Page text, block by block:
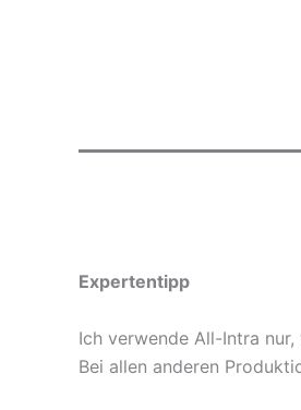
Expertentipp
Ich verwende All-Intra nur,
Bei allen anderen